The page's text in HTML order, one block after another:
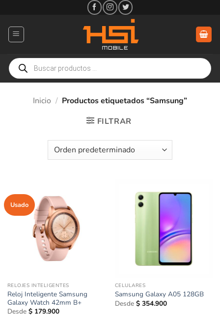
contenido
Búsqueda
de
productos
Inicio / Productos etiquetados “Samsung”
FILTRAR
Usado
RELOJES INTELIGENTES
Reloj Inteligente Samsung
Galaxy Watch 42mm B+
Desde $179.900
CELULARES
Samsung Galaxy A05 128GB
Desde $354.900